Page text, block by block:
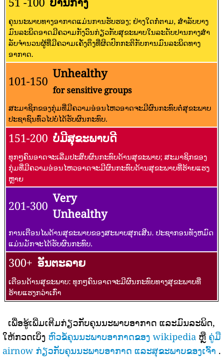
ຄຸນນະພາບທາງອາກາດແມ່ນການຮັບຮອງ; ຢ່າງໃດກໍ່ຕາມ, ສໍາລັບບາງ
ມົນລະພິດອາດມີຄວາມກັງວົນກ່ຽວກັບສຸຂະພາບໃນລະດັບປານກາງສໍາ
ລັບຈໍານວນຜູ້ທີ່ມີຄວາມເຄັ່ງຕຶງທີ່ຜິດປົກກະຕິກັບການມົນລະພິດທາງ
ອາກາດ.
101-150
Unhealthy
for sensitive groups
ສະມາຊິກຂອງກຸ່ມທີ່ມີຄວາມອ່ອນໄຫວອາດຈະມີຜົນກະທົບຕໍ່ສຸຂະພາບ
ປະຊາຊົນທົ່ວໄປບໍ່ໄດ້ຮັບຜົນກະທົບ.
151-200 ບໍ່ມີສຸຂະພາບດີ
ທຸກໆຄົນອາດຈະເລີ່ມປະສົບຜົນກະທົບດ້ານສຸຂະພາບ; ສະມາຊິກຂອງ
ກຸ່ມທີ່ມີຄວາມອ່ອນໄຫວອາດຈະມີຜົນກະທົບດ້ານສຸຂະພາບທີ່ຮ້າຍແຮງ
ຫຼາຍ
201-300
Very
Unhealthy
ການເຕືອນໄພດ້ານສຸຂະພາບຂອງສະພາບສຸກເສີນ. ປະຊາກອນທັງຫມົດ
ແມ່ນມັກຈະໄດ້ຮັບຜົນກະທົບ.
300+ ອັນຕະລາຍ
ເຕືອນດ້ານສຸຂະພາບ: ທຸກໆຄົນອາດຈະມີຜົນກະທົບທາງສຸຂະພາບທີ່
ຮ້າຍແຮງກວ່າເກົ່າ
ເພື່ອຮູ້ເພີ່ມເຕີມກ່ຽວກັບຄຸນນະພາບອາກາດ ແລະມົນລະພິດ,
ໃຫ້ກວດເບິ່ງ ຫົວຂໍ້ຄຸນນະພາບອາກາດຂອງ wikipediaຫຼື ຄູ່ມື
airnow ກ່ຽວກັບຄຸນນະພາບອາກາດ ແລະສຸຂະພາບຂອງເຈົ້າ .